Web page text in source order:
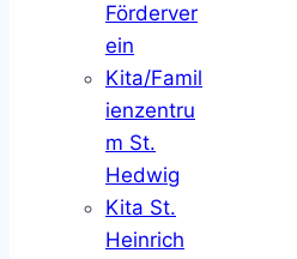
Förderver
ein
Kita/Famil
ienzentru
m St.
Hedwig
Kita St.
Heinrich